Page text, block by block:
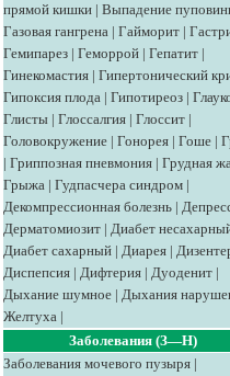
прямой кишки | Выпадение
Газовая гангрена | Гайморит |
Гемипарез | Геморрой | Гепатит |
Гинекомастия | Гипертонический
Гипоксия плода | Гипотиреоз |
Глисты | Глоссалгия | Глоссит |
Головокружение | Гонорея | Гоше |
| Гриппозная пневмония | Грудная
Грыжа | Гудпасчера синдром |
Декомпрессионная болезнь |
Дерматомиозит | Диабет
Диабет сахарный | Диарея |
Диспепсия | Дифтерия | Дуоденит |
Дыхание шумное | Дыхания
Желтуха |
Заболевания (З—Н)
Заболевания мочевого пузыря |